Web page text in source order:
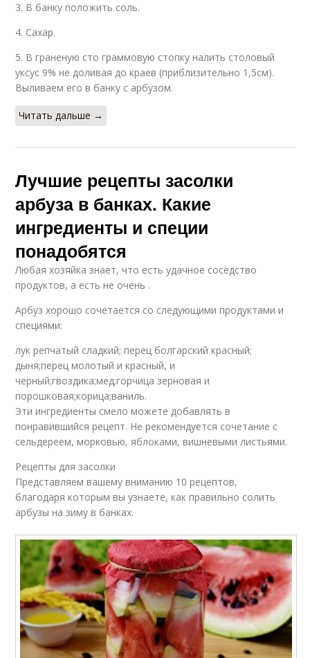
3. В банку положить соль.
4. Сахар.
5. В граненую сто граммовую стопку налить столовый
уксус 9% не доливая до краев (приблизительно 1,5см).
Выливаем его в банку с арбузом.
Читать дальше →
Лучшие рецепты засолки
арбуза в банках. Какие
ингредиенты и специи
понадобятся
Любая хозяйка знает, что есть удачное соседство
продуктов, а есть не очень .
Арбуз хорошо сочетается со следующими продуктами и
специями:
лук репчатый сладкий; перец болгарский красный;
дыня;перец молотый и красный, и
черный;гвоздика;мед;горчица зерновая и
порошковая;корица;ваниль.
Эти ингредиенты смело можете добавлять в
понравившийся рецепт. Не рекомендуется сочетание с
сельдереем, морковью, яблоками, вишневыми листьями.
Рецепты для засолки
Представляем вашему вниманию 10 рецептов,
благодаря которым вы узнаете, как правильно солить
арбузы на зиму в банках.